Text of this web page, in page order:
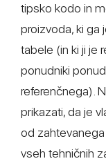
tipsko kodo in
proizvoda, ki ga
tabele (in ki ji je
ponudniki
referenčnega).
prikazati, da je
od
vseh tehničnih